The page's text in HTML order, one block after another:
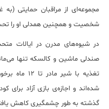
مجموعه‌ای از مراقبان حمایتی (به
شخصیت و همچنین همدلی او را تحت
در شیوه‌های مدرن در ایالات
تغذیه با
شده‌اند و اجازه‌ی بازی آزاد برای
گذشته به طور چشمگیری کاهش